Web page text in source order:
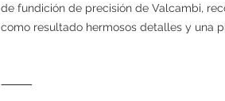
de fundición de precisión de Valcambi,
como resultado hermosos detalles y una
⸻